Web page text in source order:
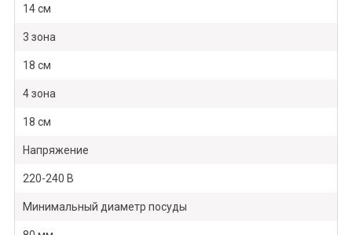
14 см
3 зона
18 см
4 зона
18 см
Напряжение
220-240 В
Минимальный диаметр посуды